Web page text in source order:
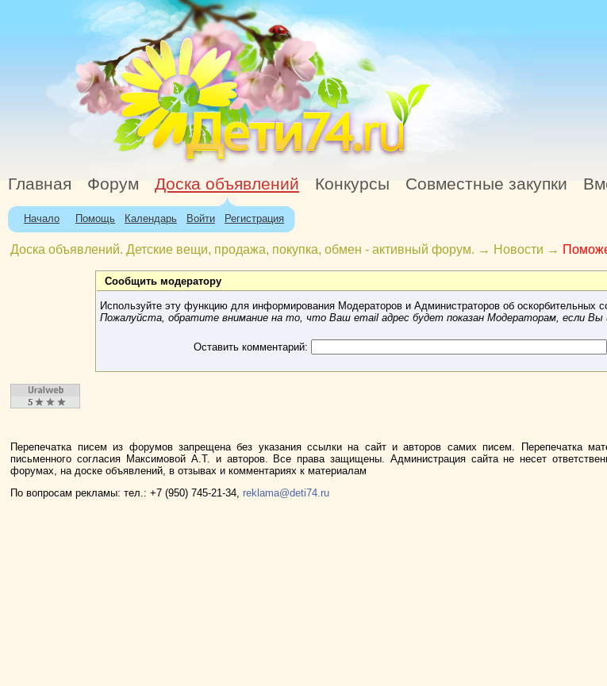
Главная Форум Доска объявлений Конкурсы Совместные закупки
Начало Помощь Календарь Войти Регистрация
Доска объявлений. Детские вещи, продажа, покупка, обмен - активный форум. → Новости →
Сообщить модератору
Используйте эту функцию для информирования Модераторов и Администраторов об оскорбительных
Пожалуйста, обратите внимание на то, что Ваш email адрес будет показан Модераторам, если Вы
Оставить комментарий:
Перепечатка писем из форумов запрещена без указания ссылки на сайт и авторов самих писем. Перепечатка
письменного согласия Максимовой А.Т. и авторов. Все права защищены. Администрация сайта не несет
форумах, на доске объявлений, в отзывах и комментариях к материалам
По вопросам рекламы: тел.: +7 (950) 745-21-34,reklama@deti74.ru